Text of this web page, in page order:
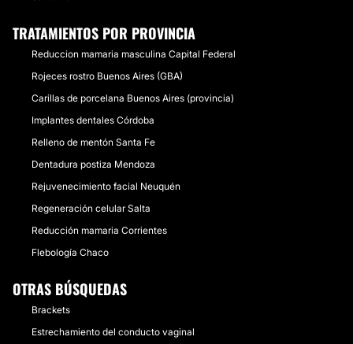
TRATAMIENTOS POR PROVINCIA
Reduccion mamaria masculina Capital Federal
Rojeces rostro Buenos Aires (GBA)
Carillas de porcelana Buenos Aires (provincia)
Implantes dentales Córdoba
Relleno de mentón Santa Fe
Dentadura postiza Mendoza
Rejuvenecimiento facial Neuquén
Regeneración celular Salta
Reducción mamaria Corrientes
Flebología Chaco
OTRAS BÚSQUEDAS
Brackets
Estrechamiento del conducto vaginal